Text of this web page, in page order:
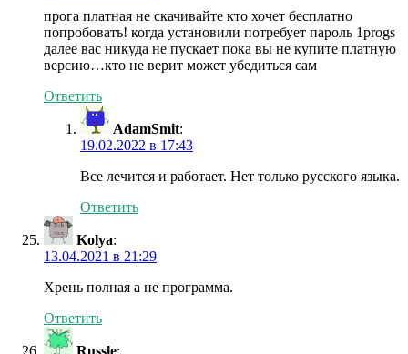
прога платная не скачивайте кто хочет бесплатно
попробовать! когда установили потребует пароль 1progs
далее вас никуда не пускает пока вы не купите платную
версию…кто не верит может убедиться сам
Ответить
AdamSmit:
19.02.2022 в 17:43
Все лечится и работает. Нет только русского языка.
Ответить
Kolya:
13.04.2021 в 21:29
Хрень полная а не программа.
Ответить